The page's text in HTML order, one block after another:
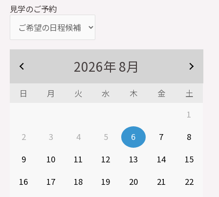
見学のご予約
2026年8月
日 月 火 水 木 金
土
1
2
3 4 5 6 7
8
9
10 11 12 13 14
15
16
17 18 19 20 21
22